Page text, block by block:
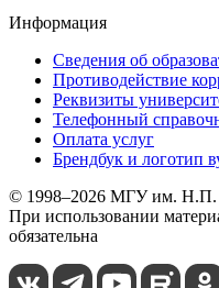
Информация
Сведения об
Противодействие
Реквизиты
Телефонный
Оплата услуг
Брендбук и логотип
© 1998–2026 МГУ им.
При использовании
обязательна